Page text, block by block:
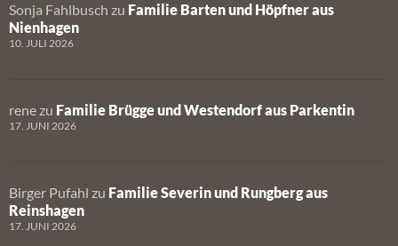
Sonja Fahlbusch zu Familie Barten und Höpfner aus
Nienhagen
10. JULI 2026
rene zu Familie Brügge und Westendorf aus Parkentin
17. JUNI 2026
Birger Pufahl zu Familie Severin und Rungberg aus
Reinshagen
17. JUNI 2026